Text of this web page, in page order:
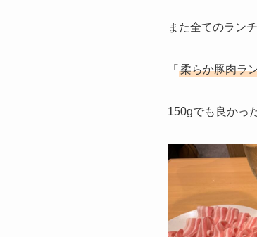
また全てのラン
「 柔らか豚肉ラ
150gでも良かっ